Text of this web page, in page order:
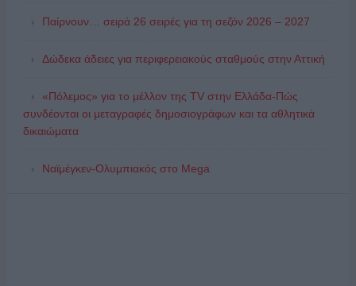
Παίρνουν… σειρά 26 σειρές για τη σεζόν 2026 – 2027
Δώδεκα άδειες για περιφερειακούς σταθμούς στην Αττική
«Πόλεμος» για το μέλλον της TV στην Ελλάδα-Πώς
συνδέονται οι μεταγραφές δημοσιογράφων και τα αθλητικά
δικαιώματα
Ναϊμέγκεν-Ολυμπιακός στο Mega